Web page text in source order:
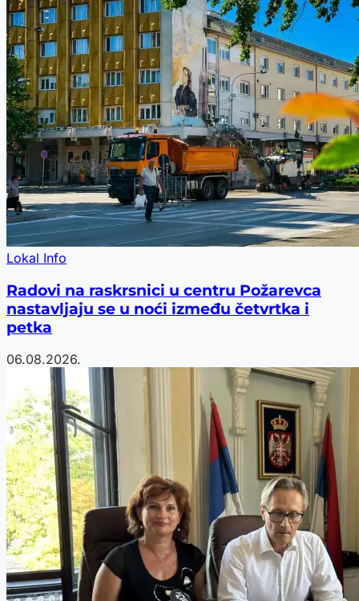
Lokal Info
Radovi na raskrsnici u centru Požarevca
nastavljaju se u noći između četvrtka i
petka
06.08.2026.